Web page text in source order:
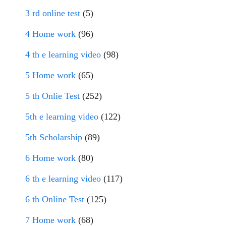
3 rd online test (5)
4 Home work (96)
4 th e learning video (98)
5 Home work (65)
5 th Onlie Test (252)
5th e learning video (122)
5th Scholarship (89)
6 Home work (80)
6 th e learning video (117)
6 th Online Test (125)
7 Home work (68)